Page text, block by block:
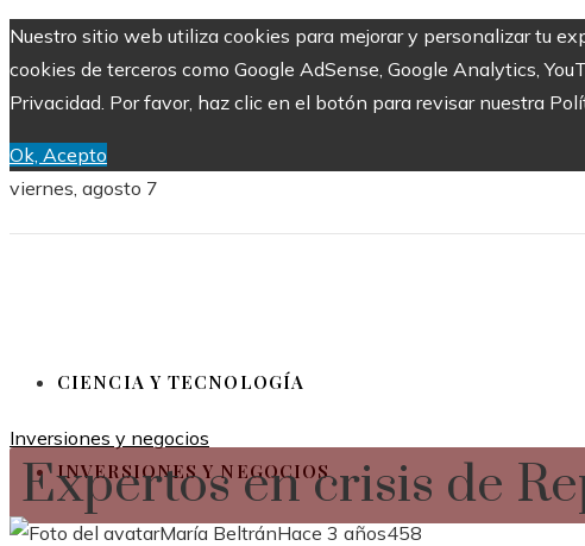
Nuestro sitio web utiliza cookies para mejorar y personalizar tu
cookies de terceros como Google AdSense, Google Analytics,
Privacidad. Por favor, haz clic en el botón para revisar nuestra
Ok, Acepto
viernes, agosto 7
CIENCIA Y TECNOLOGÍA
INVERSIONES Y NEGOCIOS
Inversiones y negocios
Expertos en crisis de
María BeltránHace 3 años458